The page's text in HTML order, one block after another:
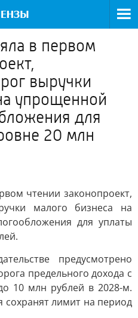
в первом
выручки
упрощенной
для
20 млн
чтении законопроект,
малого бизнеса на
для уплаты
предусмотрено
предельного дохода с
10 млн рублей в 2028-м.
лимит на период